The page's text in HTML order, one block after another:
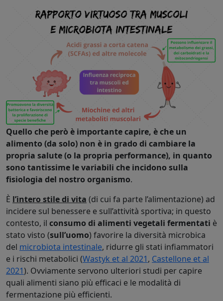
Quello che però è importante capire, è che un
alimento (da solo) non è in grado di cambiare la
propria salute (o la propria performance), in quanto
sono tantissime le variabili che incidono sulla
fisiologia del nostro organismo.
È l’intero stile di vita (di cui fa parte l’alimentazione) ad
incidere sul benessere e sull’attività sportiva; in questo
contesto, il consumo di alimenti vegetali fermentati è
stato visto (sull’uomo) favorire la diversità microbica
del microbiota intestinale, ridurre gli stati infiammatori
e i rischi metabolici (Wastyk et al 2021, Castellone et al
2021). Ovviamente servono ulteriori studi per capire
quali alimenti siano più efficaci e le modalità di
fermentazione più efficienti.